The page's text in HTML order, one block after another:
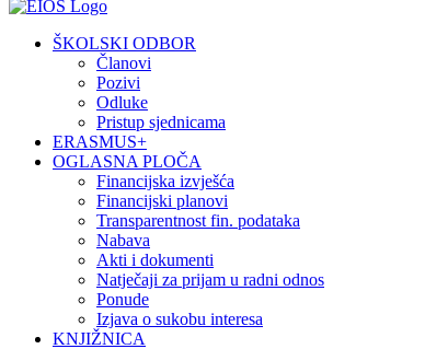
Facebook
YouTube
X
Pinterest
ŠKOLSKI ODBOR
Članovi
Pozivi
Odluke
Pristup sjednicama
ERASMUS+
OGLASNA PLOČA
Financijska izvješća
Financijski planovi
Transparentnost fin. podataka
Nabava
Akti i dokumenti
Natječaji za prijam u radni odnos
Ponude
Izjava o sukobu interesa
KNJIŽNICA